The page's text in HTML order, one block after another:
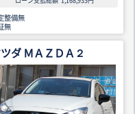
整備無
無
ダ ＭＡＺＤＡ２